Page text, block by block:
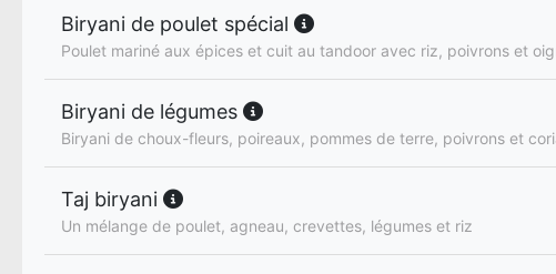
Biryani de poulet spécial
Poulet mariné aux épices et cuit au tandoor avec riz, poivrons et
Biryani de légumes
Biryani de choux-fleurs, poireaux, pommes de terre, poivrons et
Taj biryani
Un mélange de poulet, agneau, crevettes, légumes et riz